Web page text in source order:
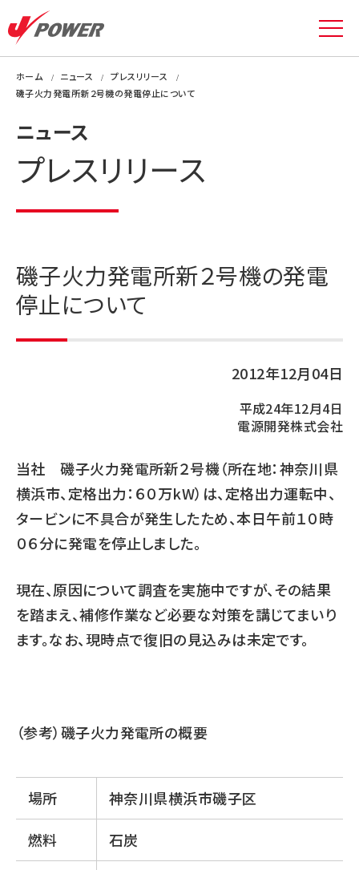
ホーム ニュース
プレスリリース
磯子火力発電所新２号機の発電停止について
ニュース
プレスリリース
磯子火力発電所新２号機の発電
停止について
2012年12月04日
平成24年12月4日
電源開発株式会社
当社 磯子火力発電所新２号機（所在地：神奈川県
横浜市、定格出力：６０万kW）は、定格出力運転中、
タービンに不具合が発生したため、本日午前１０時
０６分に発電を停止しました。
現在、原因について調査を実施中ですが、その結果
を踏まえ、補修作業など必要な対策を講じてまいり
ます。なお、現時点で復旧の見込みは未定です。
（参考）磯子火力発電所の概要
場所
神奈川県横浜市磯子区
燃料
石炭